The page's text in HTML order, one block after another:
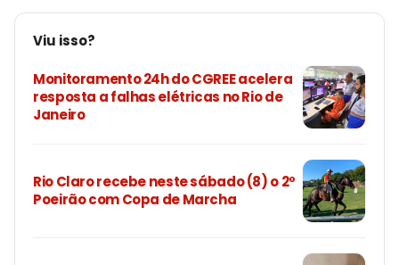
Viu isso?
Monitoramento 24h do CGREE acelera
resposta a falhas elétricas no Rio de
Janeiro
Rio Claro recebe neste sábado (8) o 2º
Poeirão com Copa de Marcha